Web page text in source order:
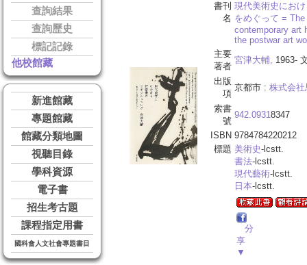
查詢結果
查詢歷史
標記記錄
他校館藏
新進館藏
專題館藏
館藏分類地圖
視聽目錄
學科資源
電子書
招生考古題
課程指定用書
國科會人文社會專題書目
書刊
名
現代美術史にお
をめぐって =
contemporary art
the postwar art
主要
著者
宮津大輔, 1963-
出版
項
京都市 : 株式会
索書
號
942.09318347
ISBN 9784784220212
標題 美術史-lcstt.
書法-lcstt.
現代藝術-lcstt.
日本-lcstt.
分
享
▼